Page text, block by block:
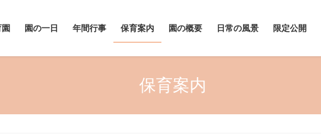
園の一日 年間行事 保育案内 園の概要 日常の風景 限定公開
保育案内